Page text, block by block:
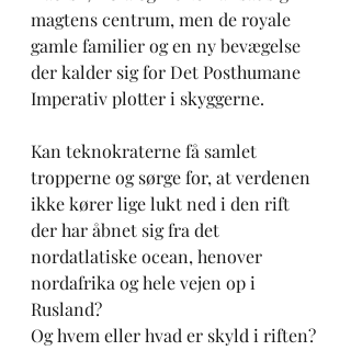
magtens centrum, men de royale
gamle familier og en ny bevægelse
der kalder sig for Det Posthumane
Imperativ plotter i skyggerne.
Kan teknokraterne få samlet
tropperne og sørge for, at verdenen
ikke kører lige lukt ned i den rift
der har åbnet sig fra det
nordatlatiske ocean, henover
nordafrika og hele vejen op i
Rusland?
Og hvem eller hvad er skyld i riften?